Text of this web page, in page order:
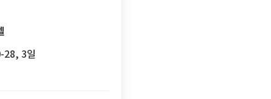
28, 3일